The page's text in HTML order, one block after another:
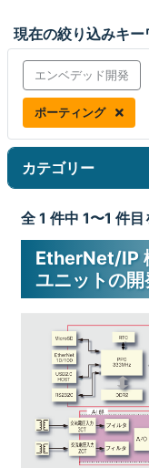
現在の絞り込みキー
エンベデッド開発
ポーティング
カテゴリー
全 1 件中 1〜1 件
EtherNet/IP
ユニットの開